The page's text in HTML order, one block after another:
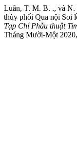
Luân, T. M. B. ., và N.
thùy phổi Qua nội Soi
Tạp Chí Phẫu thuật
Tháng Mười-Một